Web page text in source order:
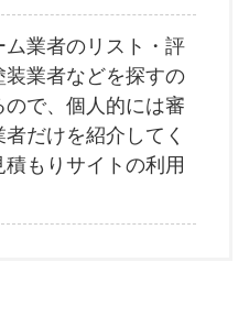
業者のリスト・評
業者などを探すの
で、個人的には審
だけを紹介してく
もりサイトの利用